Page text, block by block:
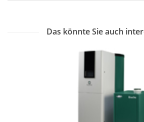
Das könnte Sie auch